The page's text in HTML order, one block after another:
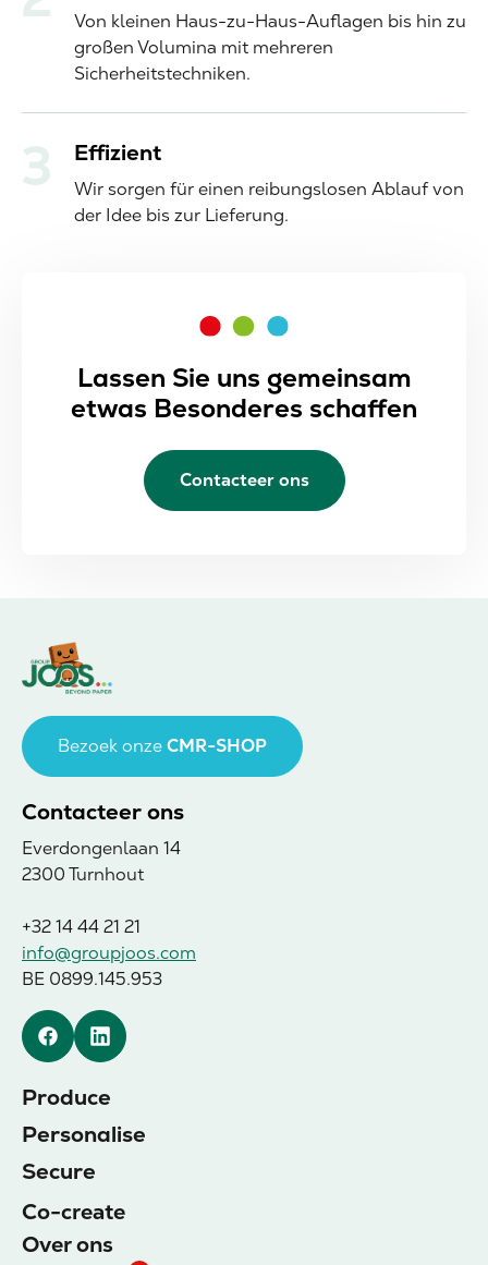
Von kleinen Haus-zu-Haus-Auflagen bis hin zu
großen Volumina mit mehreren
Sicherheitstechniken.
Effizient
Wir sorgen für einen reibungslosen Ablauf von
der Idee bis zur Lieferung.
Lassen Sie uns gemeinsam
etwas Besonderes schaffen
Contacteer ons
Bezoek onzeCMR-SHOP
Contacteer ons
Everdongenlaan 14
2300 Turnhout
+32 14 44 21 21
info@groupjoos.com
BE 0899.145.953
FacebookLinkedin
Produce
Personalise
Secure
Co-create
Over ons